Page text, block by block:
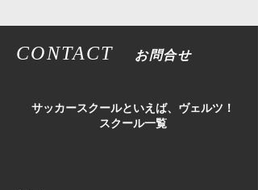
CONTACT お問合せ
​サッカースクールといえば、ヴェルツ！
スクール一覧